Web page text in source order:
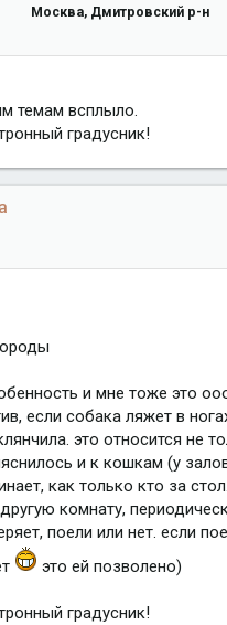
Москва, Дмитровский р-н
темам всплыло.
градусник!
и мне тоже это
если собака ляжет в
это относится не
и к кошкам (у
как только кто за
комнату,
поели или нет. если
это ей позволено)
градусник!